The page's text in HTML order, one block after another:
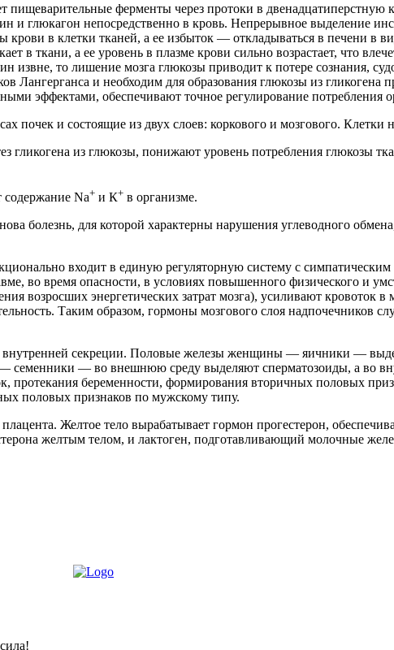
пищеварительные ферменты через протоки в
и глюкагон непосредственно в кровь. Непрерывное выделение
в клетки тканей, а ее избыток — откладываться в печени в
в ткани, а ее уровень в плазме крови сильно возрастает, что
извне, то лишение мозга глюкозы приводит к потере сознания,
и необходим для образования глюкозы из гликогена
эффектами, обеспечивают точное регулирование потребления
и состоящие из двух слоев: коркового и мозгового. Клетки
гликогена из глюкозы, понижают уровень потребления глюкозы
содержание Na+ и К+ в организме.
болезнь, для которой характерны нарушения углеводного
входит в единую регуляторную систему с
во время опасности, в условиях повышенного физического и
возросших энергетических затрат мозга), усиливают кровоток
Таким образом, гормоны мозгового слоя надпочечников
секреции. Половые железы женщины — яичники —
— во внешнюю среду выделяют сперматозоиды, а во
протекания беременности, формирования вторичных половых
половых признаков по мужскому типу.
Желтое тело вырабатывает гормон прогестерон,
желтым телом, и лактоген, подготавливающий молочные